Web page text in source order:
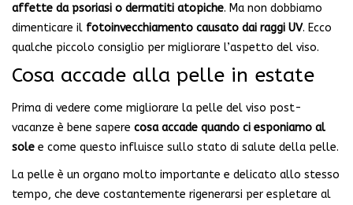
affette da psoriasi o dermatiti atopiche. Ma non dobbiamo
dimenticare il fotoinvecchiamento causato dai raggi UV. Ecco
qualche piccolo consiglio per migliorare l’aspetto del viso.
Cosa accade alla pelle in estate
Prima di vedere come migliorare la pelle del viso post-
vacanze è bene sapere cosa accade quando ci esponiamo al
sole e come questo influisce sullo stato di salute della pelle.
La pelle è un organo molto importante e delicato allo stesso
tempo, che deve costantemente rigenerarsi per espletare al